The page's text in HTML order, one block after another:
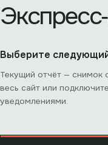
Выберите
Текущий отчёт — снимок
весь сайт или
уведомлениями.